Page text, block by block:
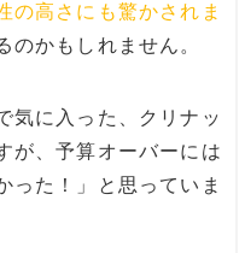
の高さにも驚かされま
のかもしれません。
気に入った、クリナッ
が、予算オーバーには
った！」と思っていま